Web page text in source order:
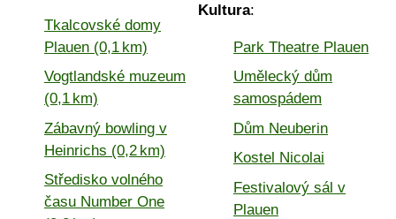
Tkalcovské domy
Plauen (0,1 km)
Vogtlandské muzeum
(0,1 km)
Zábavný bowling v
Heinrichs (0,2 km)
Středisko volného
času Number One
Kultura:
Park Theatre Plauen
Umělecký dům
samospádem
Dům Neuberin
Kostel Nicolai
Festivalový sál v
Plauen